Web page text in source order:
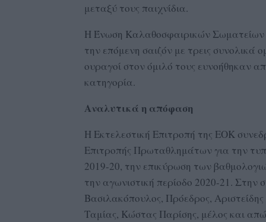
μεταξύ τους παιχνίδια.
Η Ένωση Καλαθοσφαιρικών Σωματείων
την επόμενη σαιζόν με τρεις συνολικά
ουραγοί στον όμιλό τους ευνοήθηκαν
κατηγορία.
Αναλυτικά η απόφαση
Η Εκτελεστική Επιτροπή της ΕΟΚ
Επιτροπής Πρωταθλημάτων για την
2019-20, την επικύρωση των
την αγωνιστική περίοδο 2020-21. Στην
Βασιλακόπουλος, Πρόεδρος,
Ταμίας, Κώστας Παρίσης, μέλος και